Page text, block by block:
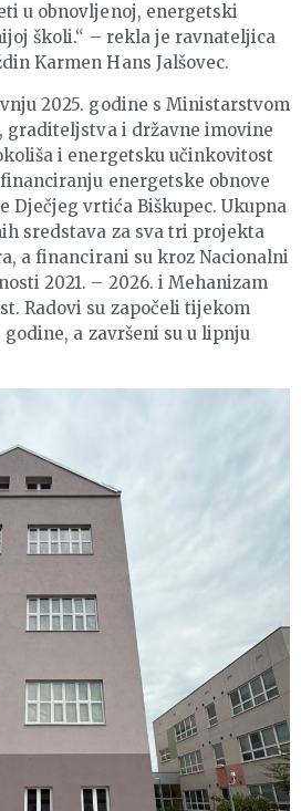
u obnovljenoj, energetski
školi.“ – rekla je ravnateljica
Karmen Hans Jalšovec.
2025. godine s Ministarstvom
graditeljstva i državne imovine
i energetsku učinkovitost
energetske obnove
Dječjeg vrtića Biškupec. Ukupna
sredstava za sva tri projekta
a financirani su kroz Nacionalni
2021. – 2026. i Mehanizam
Radovi su započeli tijekom
a završeni su u lipnju